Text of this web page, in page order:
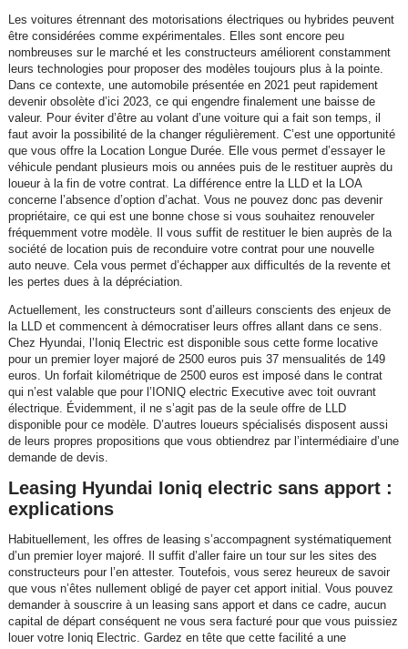
Les voitures étrennant des motorisations électriques ou hybrides peuvent
être considérées comme expérimentales. Elles sont encore peu
nombreuses sur le marché et les constructeurs améliorent constamment
leurs technologies pour proposer des modèles toujours plus à la pointe.
Dans ce contexte, une automobile présentée en 2021 peut rapidement
devenir obsolète d’ici 2023, ce qui engendre finalement une baisse de
valeur. Pour éviter d’être au volant d’une voiture qui a fait son temps, il
faut avoir la possibilité de la changer régulièrement. C’est une opportunité
que vous offre la Location Longue Durée. Elle vous permet d’essayer le
véhicule pendant plusieurs mois ou années puis de le restituer auprès du
loueur à la fin de votre contrat. La différence entre la LLD et la LOA
concerne l’absence d’option d’achat. Vous ne pouvez donc pas devenir
propriétaire, ce qui est une bonne chose si vous souhaitez renouveler
fréquemment votre modèle. Il vous suffit de restituer le bien auprès de la
société de location puis de reconduire votre contrat pour une nouvelle
auto neuve. Cela vous permet d’échapper aux difficultés de la revente et
les pertes dues à la dépréciation.
Actuellement, les constructeurs sont d’ailleurs conscients des enjeux de
la LLD et commencent à démocratiser leurs offres allant dans ce sens.
Chez Hyundai, l’Ioniq Electric est disponible sous cette forme locative
pour un premier loyer majoré de 2500 euros puis 37 mensualités de 149
euros. Un forfait kilométrique de 2500 euros est imposé dans le contrat
qui n’est valable que pour l’IONIQ electric Executive avec toit ouvrant
électrique. Évidemment, il ne s’agit pas de la seule offre de LLD
disponible pour ce modèle. D’autres loueurs spécialisés disposent aussi
de leurs propres propositions que vous obtiendrez par l’intermédiaire d’une
demande de devis.
Leasing Hyundai Ioniq electric sans apport :
explications
Habituellement, les offres de leasing s’accompagnent systématiquement
d’un premier loyer majoré. Il suffit d’aller faire un tour sur les sites des
constructeurs pour l’en attester. Toutefois, vous serez heureux de savoir
que vous n’êtes nullement obligé de payer cet apport initial. Vous pouvez
demander à souscrire à un leasing sans apport et dans ce cadre, aucun
capital de départ conséquent ne vous sera facturé pour que vous puissiez
louer votre Ioniq Electric. Gardez en tête que cette facilité a une